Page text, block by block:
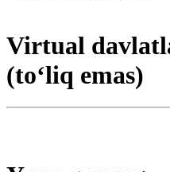
Virtual
(toʻliq emas)